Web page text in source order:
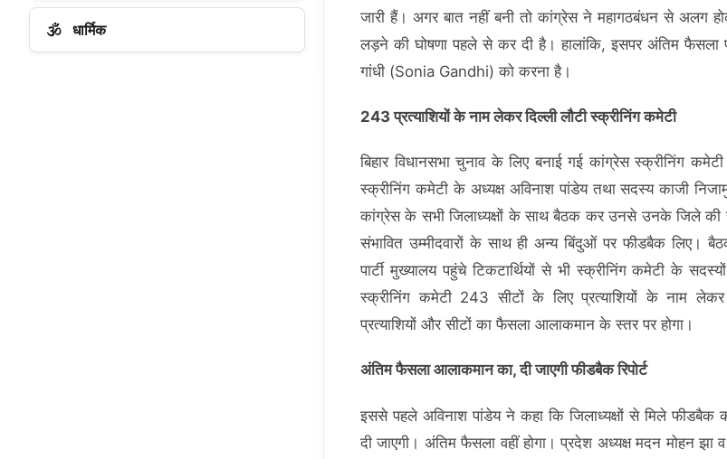
जारी हैं। अगर बात नहीं बनी तो कांग्रेस ने महागठबंधन से अलग
लड़ने की घोषणा पहले से कर दी है। हालांकि, इसपर अंतिम फैसला
गांधी (Sonia Gandhi) को करना है।
243 प्रत्याशियों के नाम लेकर दिल्ली लौटी स्क्रीनिंग कमेटी
बिहार विधानसभा चुनाव के लिए बनाई गई कांग्रेस स्‍क्रीनिंग
स्‍क्रीनिंग कमेटी के अध्यक्ष अविनाश पांडेय तथा सदस्य काजी
कांग्रेस के सभी जिलाध्यक्षों के साथ बैठक कर उनसे उनके जिले की
संभावित उम्मीदवारों के साथ ही अन्य बिंदुओं पर फीडबैक लिए।
पार्टी मुख्यालय पहुंचे टिकटार्थियों से भी स्क्रीनिंग कमेटी के
स्क्रीनिंग कमेटी 243 सीटों के लिए प्रत्याशियों के नाम
प्रत्याशियों और सीटों का फैसला आलाकमान के स्तर पर होगा।
अंतिम फैसला आलाकमान का, दी जाएगी फीडबैक रिपोर्ट
इससे पहले अविनाश पांडेय ने कहा कि जिलाध्यक्षों से मिले फीडबैक
दी जाएगी। अंतिम फैसला वहीं होगा। प्रदेश अध्यक्ष मदन मोहन
🕉️ धार्मिक